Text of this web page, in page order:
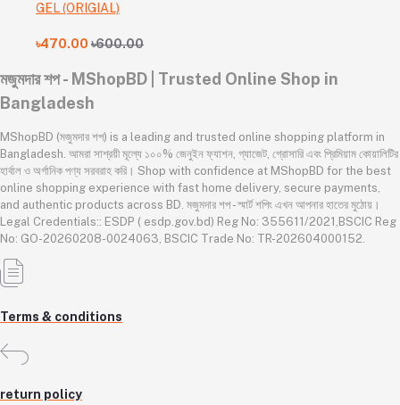
GEL (ORIGIAL)
৳470.00 ৳600.00
মজুমদার শপ - MShopBD | Trusted Online Shop in
Bangladesh
MShopBD (মজুমদার শপ) is a leading and trusted online shopping platform in
Bangladesh. আমরা সাশ্রয়ী মূল্যে ১০০% জেনুইন ফ্যাশন, গ্যাজেট, গ্রোসারি এবং প্রিমিয়াম কোয়ালিটির
হার্বাল ও অর্গানিক পণ্য সরবরাহ করি। Shop with confidence at MShopBD for the best
online shopping experience with fast home delivery, secure payments,
and authentic products across BD. মজুমদার শপ - স্মার্ট শপিং এখন আপনার হাতের মুঠোয়।
Legal Credentials:: ESDP ( esdp.gov.bd) Reg No: 355611/2021,BSCIC Reg
No: GO-20260208-0024063, BSCIC Trade No: TR-202604000152.
Terms & conditions
return policy